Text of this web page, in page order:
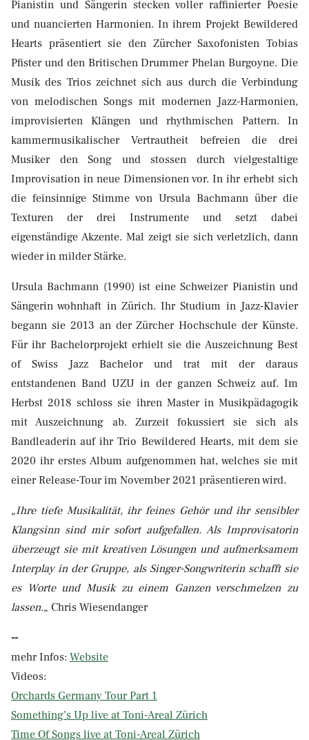
Pianistin und Sängerin stecken voller raffinierter Poesie
und nuancierten Harmonien. In ihrem Projekt Bewildered
Hearts präsentiert sie den Zürcher Saxofonisten Tobias
Pfister und den Britischen Drummer Phelan Burgoyne. Die
Musik des Trios zeichnet sich aus durch die Verbindung
von melodischen Songs mit modernen Jazz-Harmonien,
improvisierten Klängen und rhythmischen Pattern. In
kammermusikalischer Vertrautheit befreien die drei
Musiker den Song und stossen durch vielgestaltige
Improvisation in neue Dimensionen vor. In ihr erhebt sich
die feinsinnige Stimme von Ursula Bachmann über die
Texturen der drei Instrumente und setzt dabei
eigenständige Akzente. Mal zeigt sie sich verletzlich, dann
wieder in milder Stärke.
Ursula Bachmann (1990) ist eine Schweizer Pianistin und
Sängerin wohnhaft in Zürich. Ihr Studium in Jazz-Klavier
begann sie 2013 an der Zürcher Hochschule der Künste.
Für ihr Bachelorprojekt erhielt sie die Auszeichnung Best
of Swiss Jazz Bachelor und trat mit der daraus
entstandenen Band UZU in der ganzen Schweiz auf. Im
Herbst 2018 schloss sie ihren Master in Musikpädagogik
mit Auszeichnung ab. Zurzeit fokussiert sie sich als
Bandleaderin auf ihr Trio Bewildered Hearts, mit dem sie
2020 ihr erstes Album aufgenommen hat, welches sie mit
einer Release-Tour im November 2021 präsentieren wird.
„Ihre tiefe Musikalität, ihr feines Gehör und ihr sensibler
Klangsinn sind mir sofort aufgefallen. Als Improvisatorin
überzeugt sie mit kreativen Lösungen und aufmerksamem
Interplay in der Gruppe, als Singer-Songwriterin schafft sie
es Worte und Musik zu einem Ganzen verschmelzen zu
lassen.„ Chris Wiesendanger
--
mehr Infos: Website
Videos:
Orchards Germany Tour Part 1
Something’s Up live at Toni-Areal Zürich
Time Of Songs live at Toni-Areal Zürich